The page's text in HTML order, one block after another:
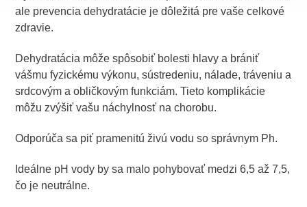
ale prevencia dehydratácie je dôležitá pre vaše celkové
zdravie.
Dehydratácia môže spôsobiť bolesti hlavy a brániť
vášmu fyzickému výkonu, sústredeniu, nálade, tráveniu a
srdcovým a obličkovým funkciám. Tieto komplikácie
môžu zvýšiť vašu náchylnosť na chorobu.
Odporúča sa piť pramenitú živú vodu so správnym Ph.
Ideálne pH vody by sa malo pohybovať medzi 6,5 až 7,5,
čo je neutrálne.